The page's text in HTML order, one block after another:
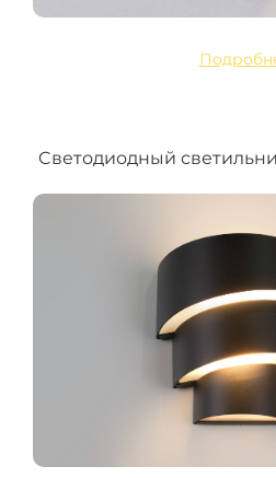
Cветодиодный